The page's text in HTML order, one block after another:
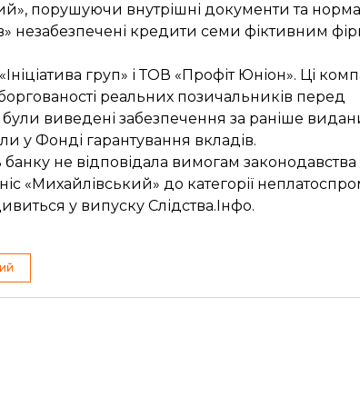
порушуючи внутрішні документи та
незабезпечені кредити семи фіктивним
груп» і ТОВ «Профіт Юніон». Ці
реальних позичальників перед
виведені забезпечення за раніше
у Фонді гарантування вкладів.
банку не відповідала вимогам законодавства
«Михайлівський» до категорії
у випуску Слідства.Інфо.